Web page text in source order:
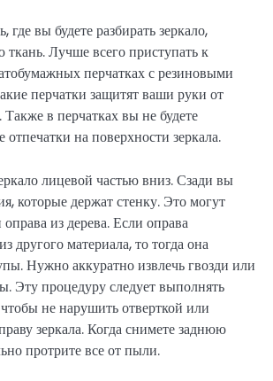
где вы будете разбирать зеркало,
ткань. Лучше всего приступать к
перчатках с резиновыми
перчатки защитят ваши руки от
Также в перчатках вы не будете
на поверхности зеркала.
лицевой частью вниз. Сзади вы
которые держат стенку. Это могут
из дерева. Если оправа
другого материала, то тогда она
Нужно аккуратно извлечь гвозди или
Эту процедуру следует выполнять
не нарушить отверткой или
зеркала. Когда снимете заднюю
протрите все от пыли.